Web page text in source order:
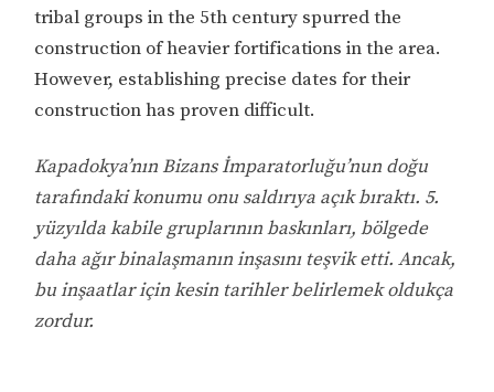
tribal groups in the 5th century spurred the
construction of heavier fortifications in the area.
However, establishing precise dates for their
construction has proven difficult.
Kapadokya’nın Bizans İmparatorluğu’nun doğu
tarafındaki konumu onu saldırıya açık bıraktı. 5.
yüzyılda kabile gruplarının baskınları, bölgede
daha ağır binalaşmanın inşasını teşvik etti. Ancak,
bu inşaatlar için kesin tarihler belirlemek oldukça
zordur.